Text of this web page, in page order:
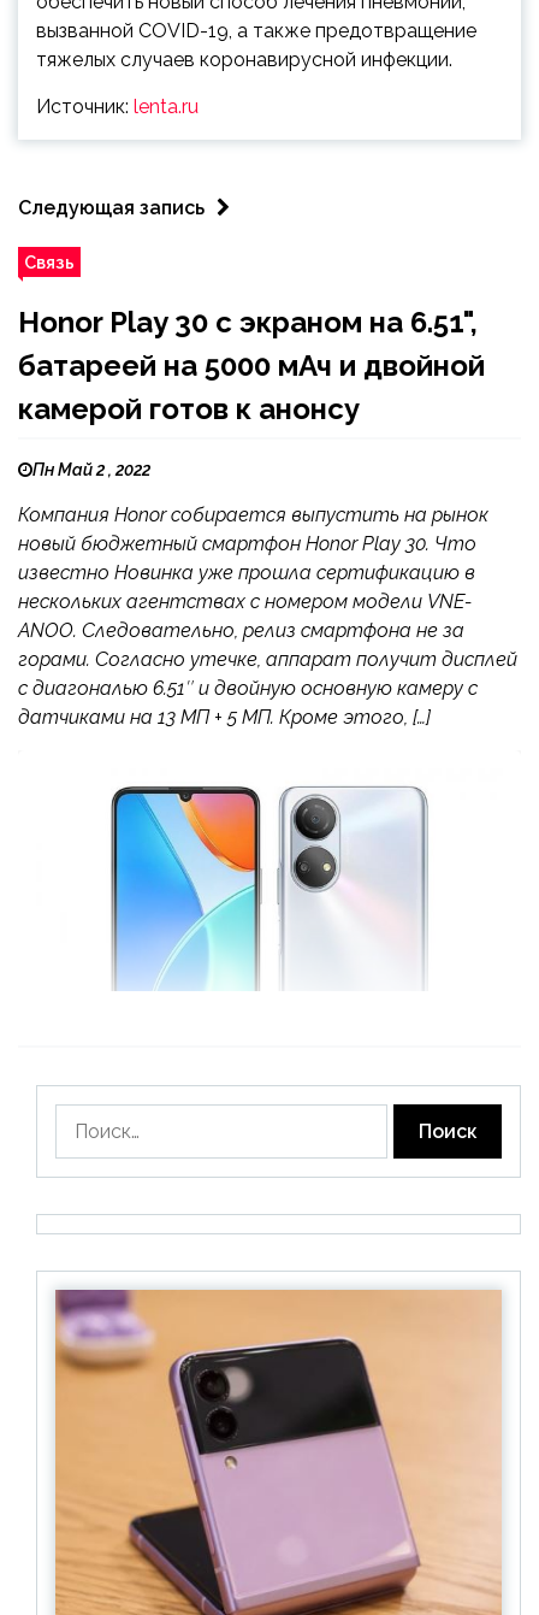
вызванной COVID-19, а также предотвращение
тяжелых случаев коронавирусной инфекции.
Источник: lenta.ru
Следующая запись
Связь
Honor Play 30 с экраном на 6.51",
батареей на 5000 мАч и двойной
камерой готов к анонсу
Пн Май 2 , 2022
Компания Honor собирается выпустить на рынок
новый бюджетный смартфон Honor Play 30. Что
известно Новинка уже прошла сертификацию в
нескольких агентствах с номером модели VNE-
ANOO. Следовательно, релиз смартфона не за
горами. Согласно утечке, аппарат получит дисплей
с диагональю 6.51″ и двойную основную камеру с
датчиками на 13 МП + 5 МП. Кроме этого, […]